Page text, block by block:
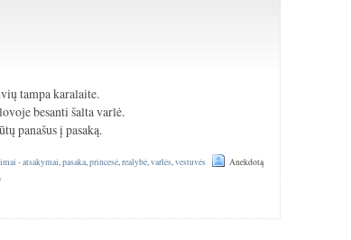
tampa karalaite.
besanti šalta varlė.
panašus į pasaką.
- atsakymai,pasaka,princesė,realybė,varlės,vestuvės
Anekdotą